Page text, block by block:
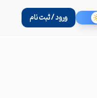
ورود / ثبت نام